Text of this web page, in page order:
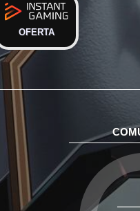
OFERTA